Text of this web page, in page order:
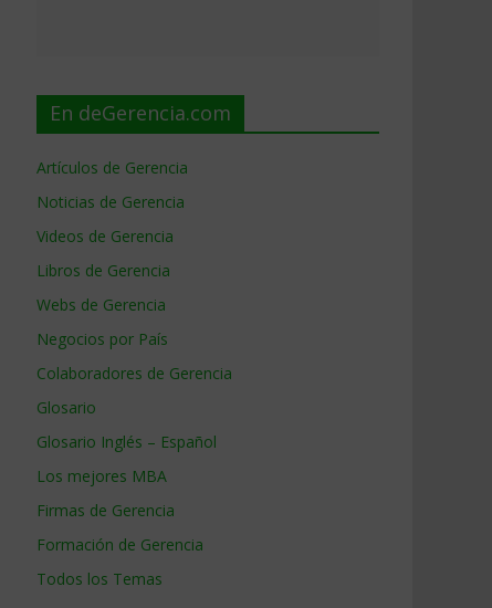
En deGerencia.com
Artículos de Gerencia
Noticias de Gerencia
Videos de Gerencia
Libros de Gerencia
Webs de Gerencia
Negocios por País
Colaboradores de Gerencia
Glosario
Glosario Inglés – Español
Los mejores MBA
Firmas de Gerencia
Formación de Gerencia
Todos los Temas